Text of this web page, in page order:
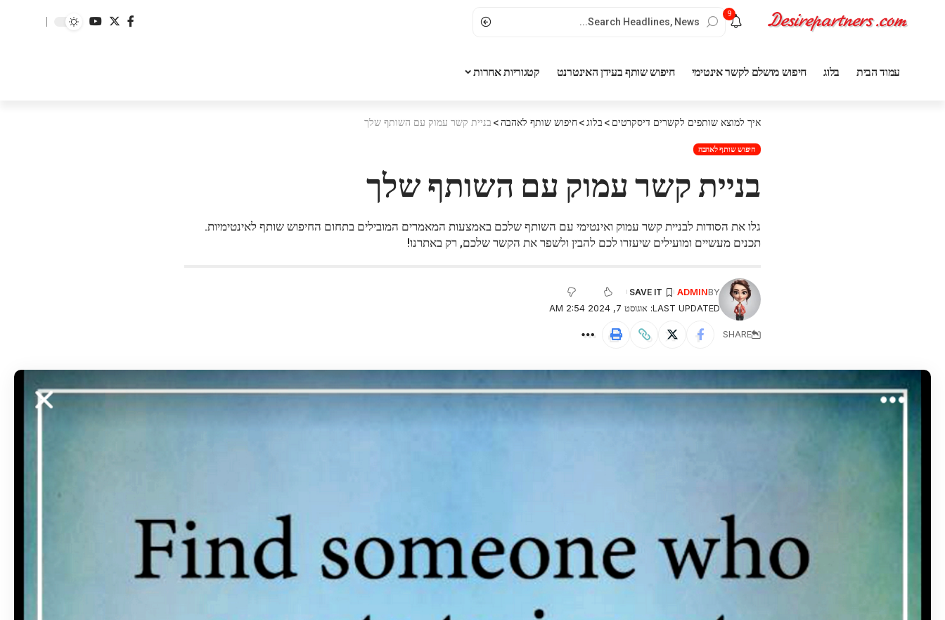
9
עמוד הבית בלוג חיפוש מושלם לקשר אינטימי חיפוש שותף בעידן האינטרנט קטגוריות אחרות
איך למוצא שותפים לקשרים דיסקרטים > בלוג>חיפוש שותף לאהבה> בניית קשר עמוק עם השותף שלך
חיפוש שותף לאהבה
בניית קשר עמוק עם השותף שלך
גלו את הסודות לבניית קשר עמוק ואינטימי עם השותף שלכם באמצעות המאמרים המובילים בתחום החיפוש שותף לאינטימיות.
תכנים מעשיים ומועילים שיעזרו לכם להבין ולשפר את הקשר שלכם, רק באתרנו!
LAST UPDATED: אוגוסט 7, 2024 2:54 AM
BY
ADMIN
SHARE